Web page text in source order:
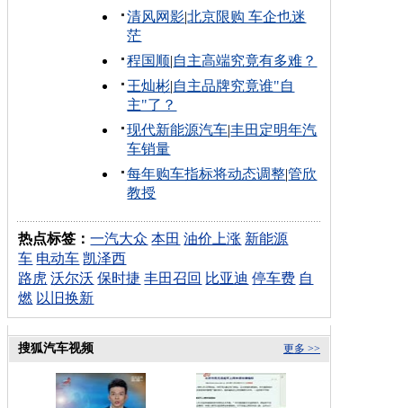
清风网影|北京限购 车企也迷
茫
程国顺|自主高端究竟有多难？
王灿彬|自主品牌究竟谁"自
主"了？
现代新能源汽车|丰田定明年汽
车销量
每年购车指标将动态调整|管欣
教授
热点标签：一汽大众 本田 油价上涨 新能源
车 电动车 凯泽西
路虎 沃尔沃 保时捷 丰田召回 比亚迪 停车费 自
燃 以旧换新
更多 >>
搜狐汽车视频